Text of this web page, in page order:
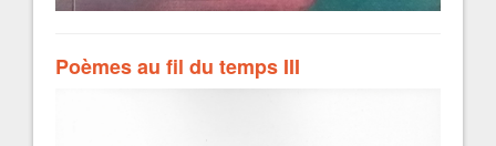
Poèmes au fil du temps III